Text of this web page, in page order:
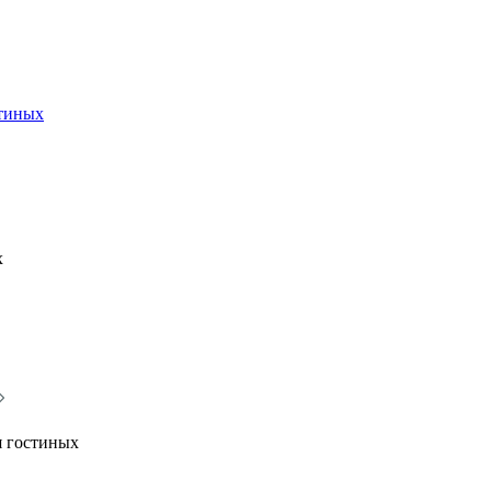
гостиных